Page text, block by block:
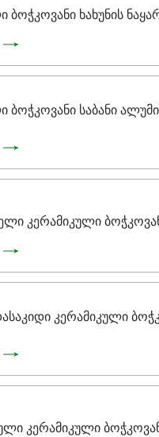
ბოჭკოვანი ხახუნის
ბოჭკოვანი საბანი
კერამიკული
კერამიკული
კერამიკული